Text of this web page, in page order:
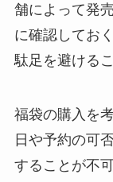
舗によって発
に確認してお
駄足を避ける
福袋の購入を
日や予約の可
することが不